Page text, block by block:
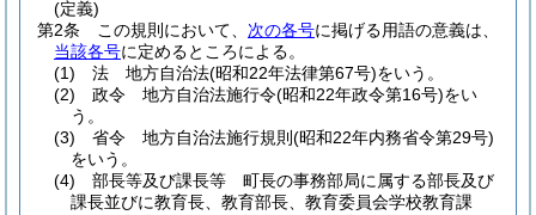
(定義)
第2条
この規則において、 次の各号に掲げる用語の意義は、
当該各号に定めるところによる。
(1)
法 地方自治法(昭和22年法律第67号)をいう。
(2)
政令 地方自治法施行令(昭和22年政令第16号)をい
う。
(3)
省令 地方自治法施行規則 (昭和22年内務省令第29号)
をいう。
(4)
部長等及び課長等 町長の事務部局に属する部長及び
課長並びに教育長、教育部長、教育委員会学校教育課